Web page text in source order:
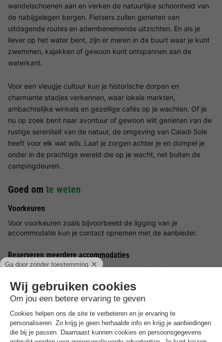
wandelschoenen aan en verken de natuurlijke schoonheid van
de nabijgelegen bergen. Fietsers zullen genieten van
uitdagende routes en adembenemende uitzichten. En als je
liever op het water bent, zijn er meren in de buurt waar je kunt
zwemmen, kajakken of gewoon kunt ontspannen aan de
waterkant.
Voor een vleugje cultuur kun je historische dorpen en
charmante stadjes verkennen, waar lokale markten,
ambachtelijke winkels en gezellige cafés op je wachten. Of je
nu op zoek bent naar avontuur of gewoon wilt genieten van de
rustige sereniteit van de natuur, de omgeving van Caladi Sole
heeft voor elk wat wils. Laat je zorgen achter je en dompel je
onder in de prachtige wereld die op je wacht, net buiten de
campingdeuren.
Goed om te weten
Voorkeuren
Voor voorkeuren zoals bijvoorbeeld de ligging van je
accommodatie kun je contact opnemen met de aanbieder.
Reserveren meerdere accommodaties
Reserveringen met meerdere accommodaties zijn pas